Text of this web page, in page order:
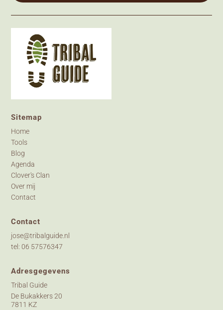
Sitemap
Home
Tools
Blog
Agenda
Clover's Clan
Over mij
Contact
Contact
jose@tribalguide.nl
tel: 06 57576347
Adresgegevens
Tribal Guide
De Bukakkers 20
7811 KZ